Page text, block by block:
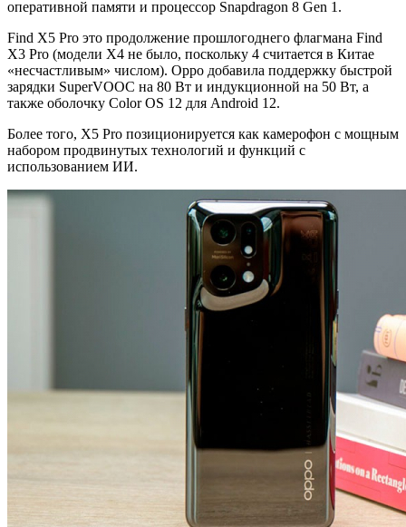
оперативной памяти и процессор Snapdragon 8 Gen 1.
Find X5 Pro это продолжение прошлогоднего флагмана Find
X3 Pro (модели X4 не было, поскольку 4 считается в Китае
«несчастливым» числом). Oppo добавила поддержку быстрой
зарядки SuperVOOC на 80 Вт и индукционной на 50 Вт, а
также оболочку Color OS 12 для Android 12.
Более того, X5 Pro позиционируется как камерофон с мощным
набором продвинутых технологий и функций с
использованием ИИ.